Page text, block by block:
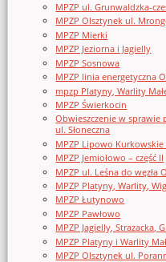
MPZP ul. Grunwaldzka-
MPZP Olsztynek ul.
MPZP Mierki
MPZP Jeziorna i Jagielly
MPZP Sosnowa
MPZP linia energetyczna
mpzp Platyny, Warlity
MPZP Świerkocin
Obwieszczenie w
ul. Słoneczna
MPZP Lipowo Kurkowskie
MPZP Jemiołowo – część II
MPZP ul. Leśna do węzła
MPZP Platyny, Warlity,
MPZP Łutynowo
MPZP Pawłowo
MPZP Jagielly, Strazacka,
MPZP Platyny i Warlity
MPZP Olsztynek ul.